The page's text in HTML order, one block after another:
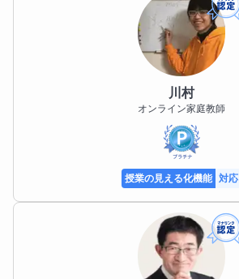
川村
オンライン家庭教師
授業の見える化機能 対応